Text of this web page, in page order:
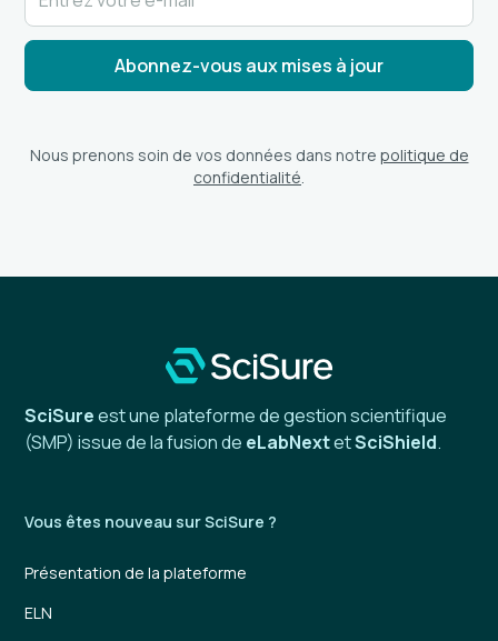
Nous prenons soin de vos données dans notre politique de
confidentialité
SciSureest une plateforme de gestion scientifique
(SMP) issue de la fusion de eLabNextetSciShield.
Vous êtes nouveau sur SciSure ?
Présentation de la plateforme
ELN